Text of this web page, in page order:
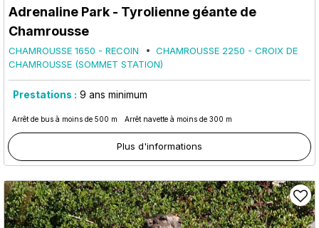
Adrenaline Park - Tyrolienne géante de
Chamrousse
CHAMROUSSE 1650 - RECOIN
CHAMROUSSE 2250 - CROIX DE
CHAMROUSSE (SOMMET STATION)
Prestations : 9 ans minimum
Arrêt de bus à moins de 500 m Arrêt navette à moins de 300 m
Plus d'informations